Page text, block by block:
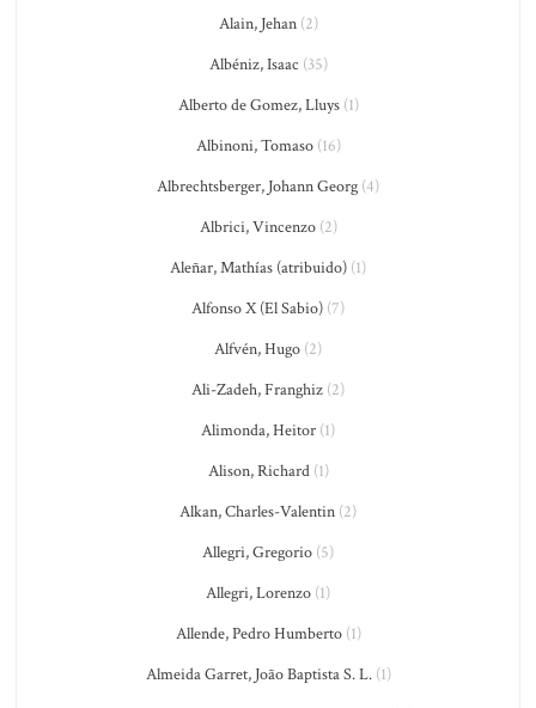
Alain, Jehan(2)
Albéniz, Isaac (35)
Alberto de Gomez, Lluys(1)
Albinoni, Tomaso(16)
Albrechtsberger, Johann Georg (4)
Albrici, Vincenzo(2)
Aleñar, Mathías (atribuido) (1)
Alfonso X (El Sabio) (7)
Alfvén, Hugo (2)
Ali-Zadeh, Franghiz (2)
Alimonda, Heitor (1)
Alison, Richard(1)
Alkan, Charles-Valentin (2)
Allegri, Gregorio (5)
Allegri, Lorenzo (1)
Allende, Pedro Humberto(1)
Almeida Garret, João Baptista S. L.(1)